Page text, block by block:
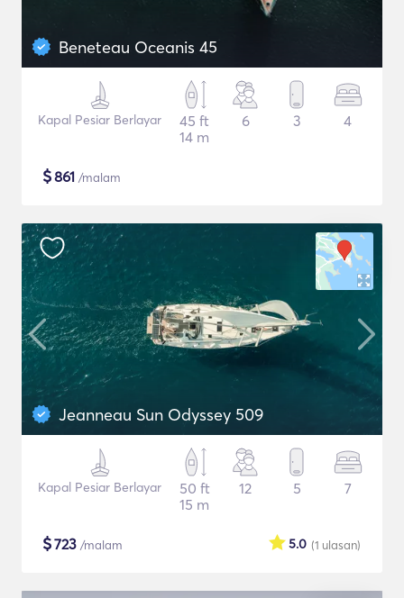
Beneteau Oceanis 45
Kapal Pesiar Berlayar
45 ft
14 m
6 3 4
$861 /malam
Jeanneau Sun Odyssey 509
Kapal Pesiar Berlayar
50 ft
15 m
12 5 7
$723 /malam (1 ulasan)
5.0